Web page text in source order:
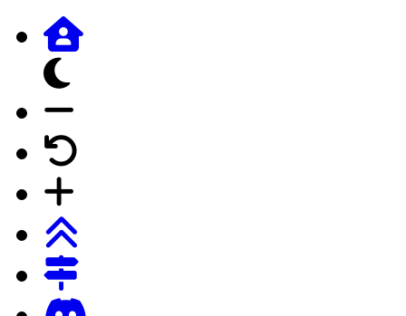
dunkles Design
Schrift auf Forumstandard
Schrift vergrössern